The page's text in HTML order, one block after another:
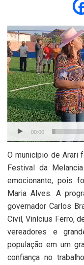
Tocador
de
vídeo
00:00
O município de Arari
Festival da
emocionante, pois
Maria Alves. A
governador Carlos
Civil, Vinícius Ferro,
vereadores e
população em um
confiança no